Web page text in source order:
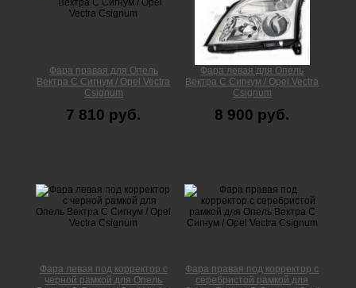
Фара правая для Опель
Вектра С Сигнум / Opel Vectra
Сsignum
7 810 руб.
Фара левая для Опель
Вектра С Сигнум / Opel Vectra
Сsignum
8 900 руб.
Фара левая под корректор с
черной рамкой для Опель
Фара правая под корректор с
серебристой рамкой для